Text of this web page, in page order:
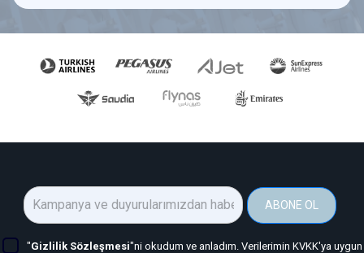
ABONE OL
"Gizlilik Sözleşmesi"ni okudum ve anladım. Verilerimin KVKK'ya uygun